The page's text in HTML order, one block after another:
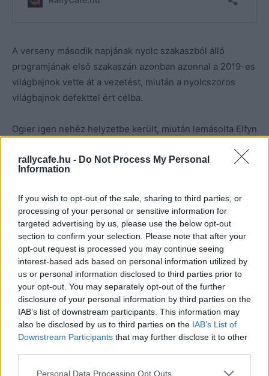
rallycafe.hu - Do Not Process My Personal
Information
If you wish to opt-out of the sale, sharing to third parties, or
processing of your personal or sensitive information for
targeted advertising by us, please use the below opt-out
section to confirm your selection. Please note that after your
opt-out request is processed you may continue seeing
interest-based ads based on personal information utilized by
us or personal information disclosed to third parties prior to
your opt-out. You may separately opt-out of the further
disclosure of your personal information by third parties on the
IAB’s list of downstream participants. This information may
also be disclosed by us to third parties on the IAB’s List of
Downstream Participants that may further disclose it to other
Please note that this website/app uses one or more Google
Personal Data Processing Opt Outs
A verseny második napjának nyolc szakaszból álló
programjának első szakaszán azonban azonnal a 2019-es
világbajnok vette át a vezetést, miután a nyolcszoros
világbajnok defekttel ért célba.
Ogier igen nehéz helyzetbe került, miután lemásolta Elfyn
magával, és ahogy a walesi toyotás, úgy a francia
versenyző is azonnal az első szakaszon tönkretette egyik
extra gumi nélkül, nagyon óvatosan kell vezetnie.
Tanak mellett Thierry Neuville is előzni tudott, Takamoto
Katsutát és Dani Sordot is megelőzve a nap első
szakasza után a harmadik helyre lépett.
Szombaton délben csupán gumicserére lesz lehetőségük
a versenyzőknek, szervizelésre csak a nap végén.